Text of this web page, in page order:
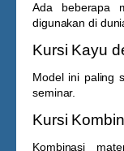
Ada beberapa
digunakan di
Kursi Kayu
Model ini paling
seminar.
Kursi
Kombinasi